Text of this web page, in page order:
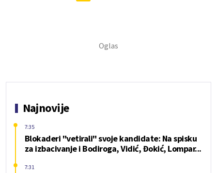
Najnovije
Blokaderi "vetirali" svoje kandidate: Na spisku
za izbacivanje i Bodiroga, Vidić, Đokić, Lompar...
7:35
7:31